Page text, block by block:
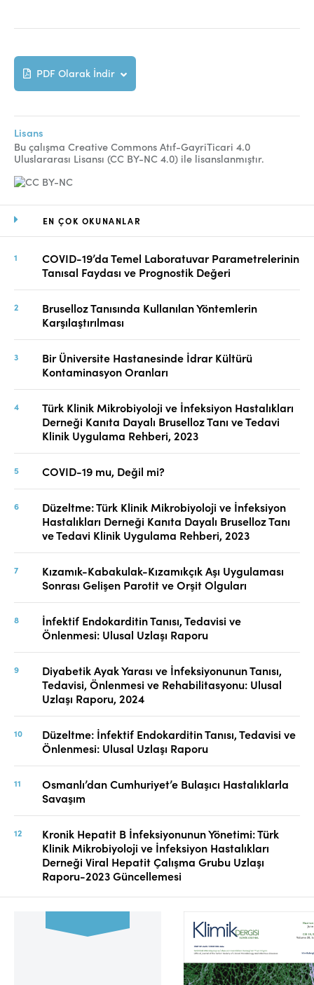
EN ÇOK OKUNANLAR
COVID-19’da Temel Laboratuvar Parametrelerinin
Tanısal Faydası ve Prognostik Değeri
Bruselloz Tanısında Kullanılan Yöntemlerin
Karşılaştırılması
Bir Üniversite Hastanesinde İdrar Kültürü
Kontaminasyon Oranları
Türk Klinik Mikrobiyoloji ve İnfeksiyon Hastalıkları
Derneği Kanıta Dayalı Bruselloz Tanı ve Tedavi
Klinik Uygulama Rehberi, 2023
COVID-19 mu, Değil mi?
Düzeltme: Türk Klinik Mikrobiyoloji ve İnfeksiyon
Hastalıkları Derneği Kanıta Dayalı Bruselloz Tanı
ve Tedavi Klinik Uygulama Rehberi, 2023
Kızamık-Kabakulak-Kızamıkçık Aşı Uygulaması
Sonrası Gelişen Parotit ve Orşit Olguları
İnfektif Endokarditin Tanısı, Tedavisi ve
Önlenmesi: Ulusal Uzlaşı Raporu
Diyabetik Ayak Yarası ve İnfeksiyonunun Tanısı,
Tedavisi, Önlenmesi ve Rehabilitasyonu: Ulusal
Uzlaşı Raporu, 2024
Düzeltme: İnfektif Endokarditin Tanısı, Tedavisi ve
Önlenmesi: Ulusal Uzlaşı Raporu
Osmanlı’dan Cumhuriyet’e Bulaşıcı Hastalıklarla
Savaşım
Kronik Hepatit B İnfeksiyonunun Yönetimi: Türk
Klinik Mikrobiyoloji ve İnfeksiyon Hastalıkları
Derneği Viral Hepatit Çalışma Grubu Uzlaşı
Raporu-2023 Güncellemesi
PDF Olarak İndir
Lisans
Bu çalışma Creative Commons Atıf-GayriTicari 4.0
Uluslararası Lisansı (CC BY-NC 4.0) ile lisanslanmıştır.